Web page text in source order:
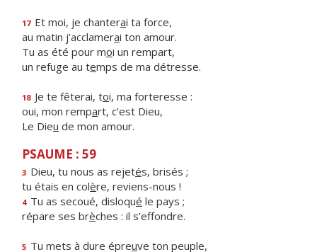
17 Et moi, je chanterai ta force,
au matin j’acclamerai ton amour.
Tu as été pour moi un rempart,
un refuge au temps de ma détresse.
18 Je te fêterai, toi, ma forteresse :
oui, mon rempart, c’est Dieu,
Le Dieu de mon amour.
PSAUME : 59
3 Dieu, tu nous as rejetés, brisés ;
tu étais en colère, reviens-nous !
4 Tu as secoué, disloqué le pays ;
répare ses brèches : il s’effondre.
5 Tu mets à dure épreuve ton peuple,